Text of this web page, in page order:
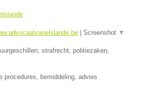
Screenshot ▼
strafrecht, politiezaken,
procedures, bemiddeling, advies